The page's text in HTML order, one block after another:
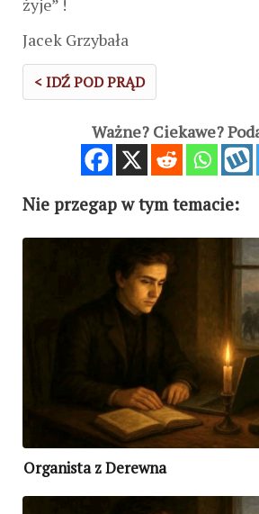
żyje” !
Jacek Grzybała
< IDŹ POD PRĄD
Ważne? Ciekawe?
Nie przegap w tym temacie:
Organista z Derewna